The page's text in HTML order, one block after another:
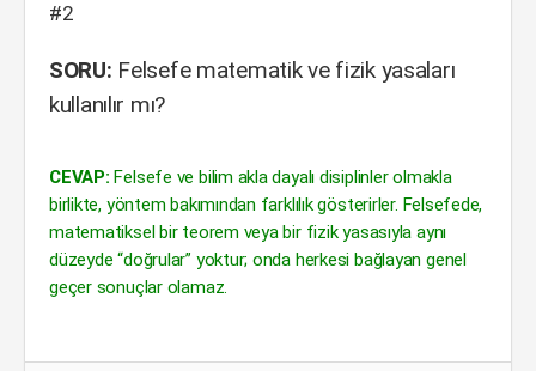
#2
SORU: Felsefe matematik ve fizik yasaları
kullanılır mı?
CEVAP: Felsefe ve bilim akla dayalı disiplinler olmakla
birlikte, yöntem bakımından farklılık gösterirler. Felsefede,
matematiksel bir teorem veya bir fizik yasasıyla aynı
düzeyde “doğrular” yoktur; onda herkesi bağlayan genel
geçer sonuçlar olamaz.